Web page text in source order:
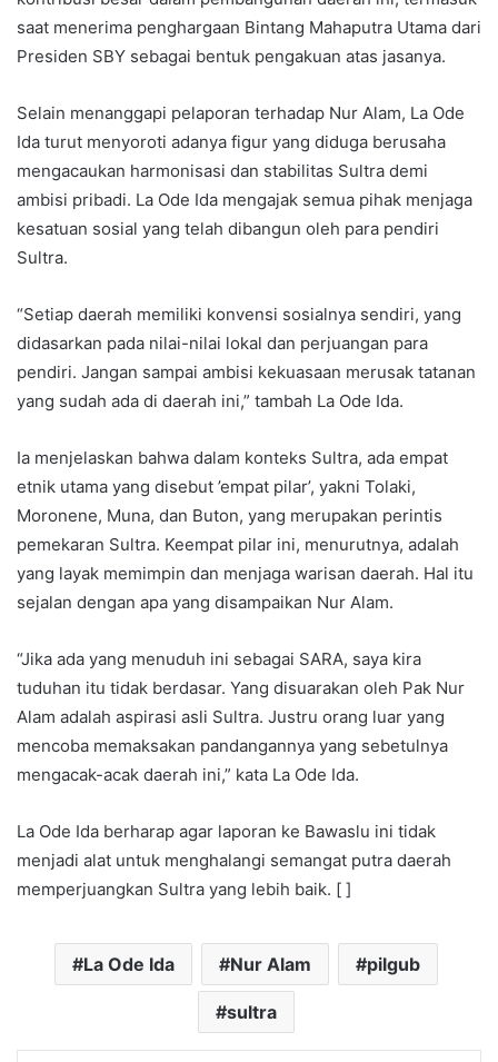
saat menerima penghargaan Bintang Mahaputra Utama dari
Presiden SBY sebagai bentuk pengakuan atas jasanya.
Selain menanggapi pelaporan terhadap Nur Alam, La Ode
Ida turut menyoroti adanya figur yang diduga berusaha
mengacaukan harmonisasi dan stabilitas Sultra demi
ambisi pribadi. La Ode Ida mengajak semua pihak menjaga
kesatuan sosial yang telah dibangun oleh para pendiri
Sultra.
“Setiap daerah memiliki konvensi sosialnya sendiri, yang
didasarkan pada nilai-nilai lokal dan perjuangan para
pendiri. Jangan sampai ambisi kekuasaan merusak tatanan
yang sudah ada di daerah ini,” tambah La Ode Ida.
Ia menjelaskan bahwa dalam konteks Sultra, ada empat
etnik utama yang disebut ’empat pilar’, yakni Tolaki,
Moronene, Muna, dan Buton, yang merupakan perintis
pemekaran Sultra. Keempat pilar ini, menurutnya, adalah
yang layak memimpin dan menjaga warisan daerah. Hal itu
sejalan dengan apa yang disampaikan Nur Alam.
“Jika ada yang menuduh ini sebagai SARA, saya kira
tuduhan itu tidak berdasar. Yang disuarakan oleh Pak Nur
Alam adalah aspirasi asli Sultra. Justru orang luar yang
mencoba memaksakan pandangannya yang sebetulnya
mengacak-acak daerah ini,” kata La Ode Ida.
La Ode Ida berharap agar laporan ke Bawaslu ini tidak
menjadi alat untuk menghalangi semangat putra daerah
memperjuangkan Sultra yang lebih baik. [ ]
La Ode Ida Nur Alam pilgub
sultra